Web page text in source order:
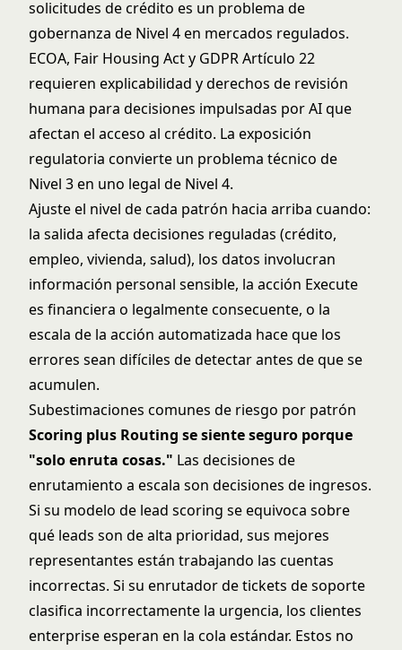
solicitudes de crédito es un problema de
gobernanza de Nivel 4 en mercados regulados.
ECOA, Fair Housing Act y GDPR Artículo 22
requieren explicabilidad y derechos de revisión
humana para decisiones impulsadas por AI que
afectan el acceso al crédito. La exposición
regulatoria convierte un problema técnico de
Nivel 3 en uno legal de Nivel 4.
Ajuste el nivel de cada patrón hacia arriba cuando:
la salida afecta decisiones reguladas (crédito,
empleo, vivienda, salud), los datos involucran
información personal sensible, la acción Execute
es financiera o legalmente consecuente, o la
escala de la acción automatizada hace que los
errores sean difíciles de detectar antes de que se
acumulen.
Subestimaciones comunes de riesgo por patrón
Scoring plus Routing se siente seguro porque
"solo enruta cosas." Las decisiones de
enrutamiento a escala son decisiones de ingresos.
Si su modelo de lead scoring se equivoca sobre
qué leads son de alta prioridad, sus mejores
representantes están trabajando las cuentas
incorrectas. Si su enrutador de tickets de soporte
clasifica incorrectamente la urgencia, los clientes
enterprise esperan en la cola estándar. Estos no